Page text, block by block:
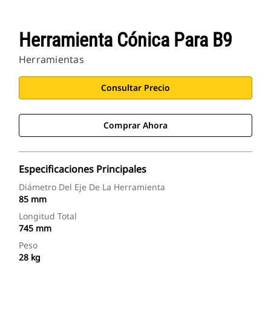
Herramienta Cónica Para B9
Herramientas
Consultar Precio
Comprar Ahora
Especificaciones Principales
Diámetro Del Eje De La Herramienta
85 mm
Longitud Total
745 mm
Peso
28 kg